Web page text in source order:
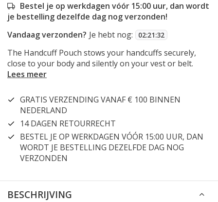
Bestel je op werkdagen vóór 15:00 uur, dan wordt
je bestelling dezelfde dag nog verzonden!
Vandaag verzonden? Je hebt nog: 02:21:32
The Handcuff Pouch stows your handcuffs securely,
close to your body and silently on your vest or belt.
Lees meer
GRATIS VERZENDING VANAF € 100 BINNEN
NEDERLAND
14 DAGEN RETOURRECHT
BESTEL JE OP WERKDAGEN VÓÓR 15:00 UUR, DAN
WORDT JE BESTELLING DEZELFDE DAG NOG
VERZONDEN
BESCHRIJVING